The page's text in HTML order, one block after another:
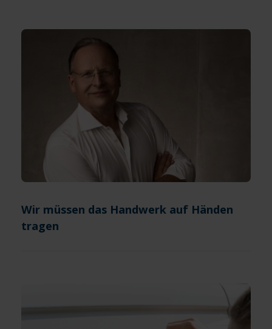
Wir müssen das Handwerk auf Händen
tragen